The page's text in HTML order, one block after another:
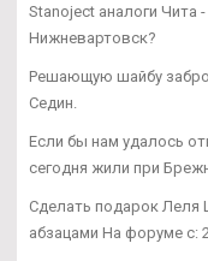
Stanoject аналоги Чита
Нижневартовск?
Решающую шайбу
Седин.
Если бы нам удалось
сегодня жили при
Сделать подарок Леля
абзацами На форуме с: